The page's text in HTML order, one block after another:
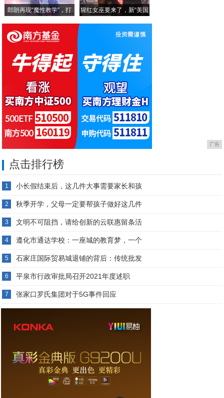
郎朗再现“魔性教学”，打 猩红女巫要来了，新“美国
广告
点击排行榜
1 小长假结束后，这几件大事需要家长和孩
2 秋季开学，父母一定要帮孩子做好这几件
3 文明不可阻挡，请给创新的云联惠留条活
4 遵化市通达学校：一座城的教育梦，一个
5 石家庄国际贸易城退铺的背后：传统批发
6 平泉市行政审批局召开2021年度述职
7 张家口罗氏集团对于5G事件回应